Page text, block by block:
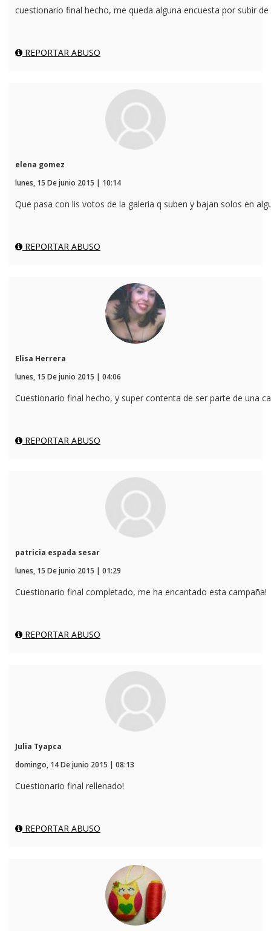
cuestionario final hecho, me queda alguna encuesta por subir
REPORTAR ABUSO
elena gomez
lunes, 15 De junio 2015 | 10:14
Que pasa con lis votos de la galeria q suben y bajan solos en
REPORTAR ABUSO
Elisa Herrera
lunes, 15 De junio 2015 | 04:06
Cuestionario final hecho, y super contenta de ser parte de una
REPORTAR ABUSO
patricia espada sesar
lunes, 15 De junio 2015 | 01:29
Cuestionario final completado, me ha encantado esta campaña!
REPORTAR ABUSO
Julia Tyapca
domingo, 14 De junio 2015 | 08:13
Cuestionario final rellenado!
REPORTAR ABUSO